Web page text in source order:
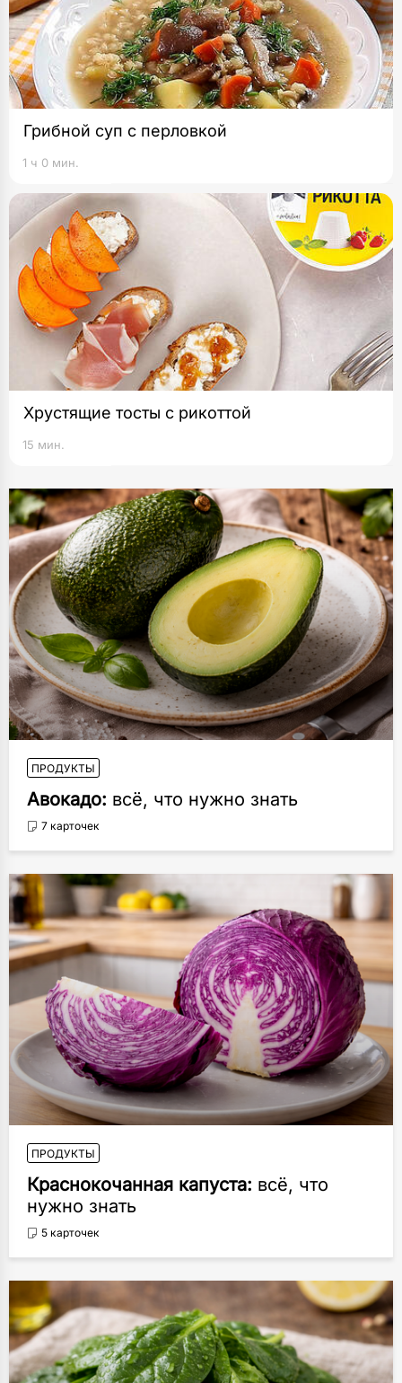
Грибной суп с перловкой
1 ч 0 мин.
Хрустящие тосты с рикоттой
15 мин.
ПРОДУКТЫ
Авокадо: всё, что нужно знать
7 карточек
ПРОДУКТЫ
Краснокочанная капуста: всё, что
нужно знать
5 карточек